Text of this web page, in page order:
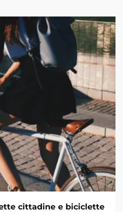
cittadine e biciclette